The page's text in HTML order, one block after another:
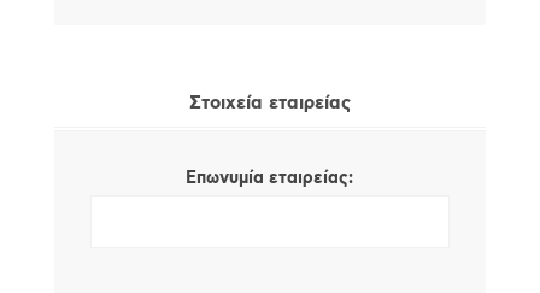
Στοιχεία εταιρείας
Επωνυμία εταιρείας: